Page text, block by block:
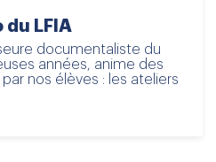
du LFIA
documentaliste du
années, anime des
nos élèves : les ateliers